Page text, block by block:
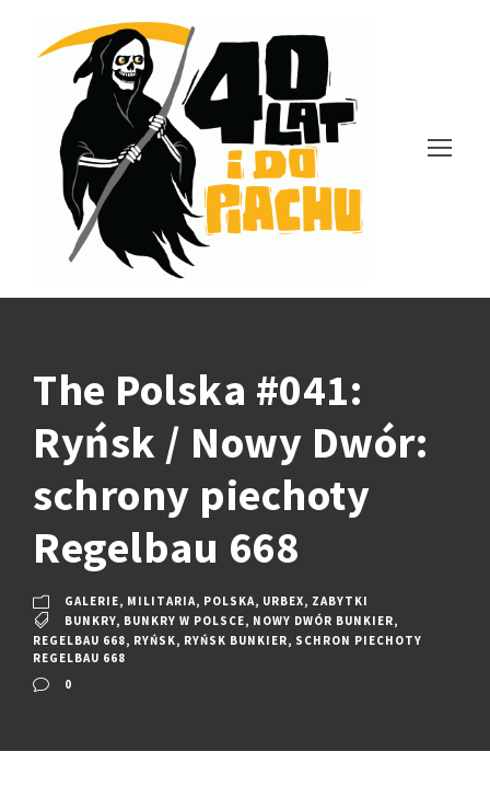
The Polska #041:
Ryńsk / Nowy Dwór:
schrony piechoty
Regelbau 668
GALERIE, MILITARIA, POLSKA, URBEX, ZABYTKI
BUNKRY, BUNKRY W POLSCE, NOWY DWÓR BUNKIER,
REGELBAU 668, RYŃSK, RYŃSK BUNKIER, SCHRON PIECHOTY
REGELBAU 668
0